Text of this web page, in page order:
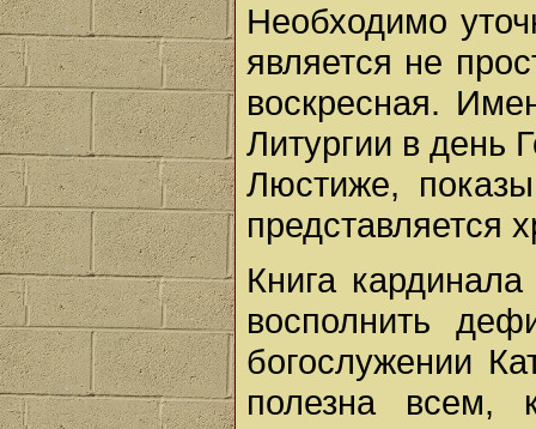
Необходимо
является не
воскресная.
Литургии в день
Люстиже,
представляется
Книга
восполнить
богослужении
полезна всем,